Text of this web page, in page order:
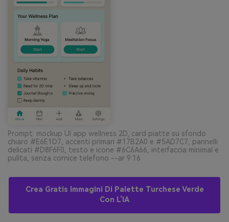
Prompt: mockup UI app wellness 2D, card piatte su sfondo
chiaro #E6E1D7, accenti primari #17B2A0 e #5AD7C7, pannelli
delicati #D8F6F0, testo e icone #6C6A66, interfaccia minimal e
pulita, senza cornice telefono --ar 9:16
Crea Gratis Immagini Di Palette Turchese Verde
Con L’IA